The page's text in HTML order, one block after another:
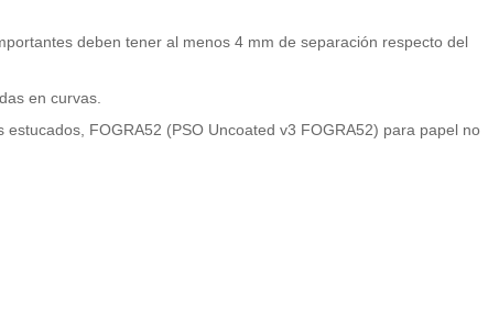
deben tener al menos 4 mm de separación respecto del
en curvas.
FOGRA52 (PSO Uncoated v3 FOGRA52) para papel no